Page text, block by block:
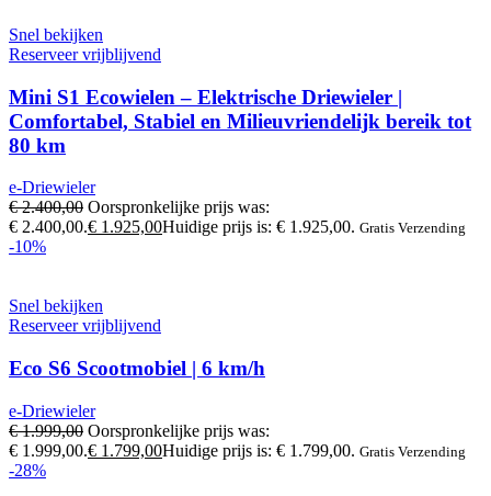
Snel bekijken
Reserveer vrijblijvend
Mini S1 Ecowielen – Elektrische Driewieler |
Comfortabel, Stabiel en Milieuvriendelijk bereik tot
80 km
e-Driewieler
€2.400,00 Oorspronkelijke prijs was:
€ 2.400,00.€ 1.925,00Huidige prijs is: € 1.925,00. Gratis Verzending
-10%
Snel bekijken
Reserveer vrijblijvend
Eco S6 Scootmobiel | 6 km/h
e-Driewieler
€1.999,00 Oorspronkelijke prijs was:
€ 1.999,00.€ 1.799,00Huidige prijs is: € 1.799,00. Gratis Verzending
-28%